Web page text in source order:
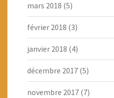
mars 2018 (5)
février 2018 (3)
janvier 2018 (4)
décembre 2017 (5)
novembre 2017 (7)